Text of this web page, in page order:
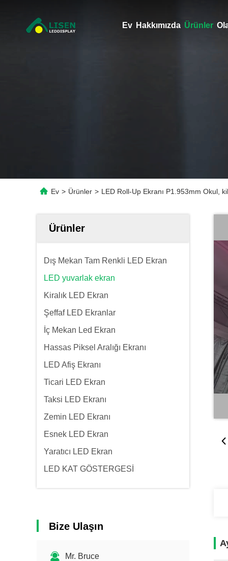
Ev Hakkımızda Ürünler
Ev > Ürünler > LED Roll-Up Ekranı P1.953mm Okul,
Ürünler
Dış Mekan Tam Renkli LED Ekran
LED yuvarlak ekran
Kiralık LED Ekran
Şeffaf LED Ekranlar
İç Mekan Led Ekran
Hassas Piksel Aralığı Ekranı
LED Afiş Ekranı
Ticari LED Ekran
Taksi LED Ekranı
Zemin LED Ekranı
Esnek LED Ekran
Yaratıcı LED Ekran
LED KAT GÖSTERGESİ
Bize Ulaşın
Mr. Bruce